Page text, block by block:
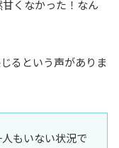
くなかった！なん
るという声がありま
もいない状況で